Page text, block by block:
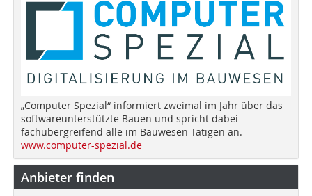
„Computer Spezial“ informiert zweimal im Jahr über das
softwareunterstützte Bauen und spricht dabei
fachübergreifend alle im Bauwesen Tätigen an.
www.computer-spezial.de
Anbieter finden